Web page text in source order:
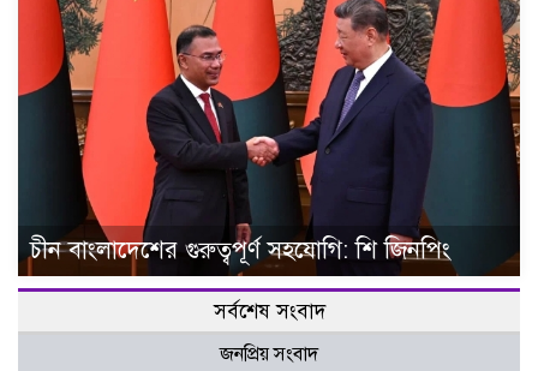
চীন বাংলাদেশের গুরুত্বপূর্ণ সহযোগি: শি জিনপিং
সর্বশেষ সংবাদ
জনপ্রিয় সংবাদ